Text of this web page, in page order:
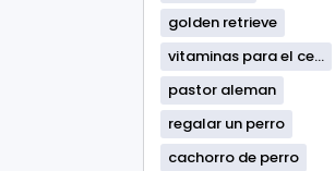
golden retrieve
vitaminas para el ce...
pastor aleman
regalar un perro
cachorro de perro